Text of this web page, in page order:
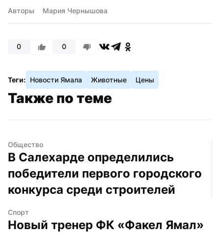
Авторы Мария Чернышова
0 0
Теги: Новости Ямала Животные Цены
Также по теме
Общество
В Салехарде определились
победители первого городского
конкурса среди строителей
Спорт
Новый тренер ФК «Факел Ямал»